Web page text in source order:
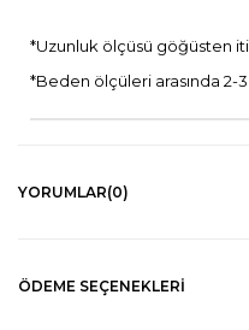
*Uzunluk ölçüsü göğüsten
*Beden ölçüleri arasında 2-
YORUMLAR(0)
ÖDEME SEÇENEKLERI